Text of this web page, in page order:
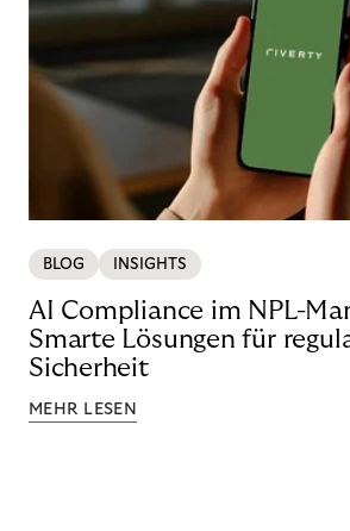
BLOG INSIGHTS
AI Compliance im NPL-
Smarte Lösungen für
Sicherheit
MEHR LESEN